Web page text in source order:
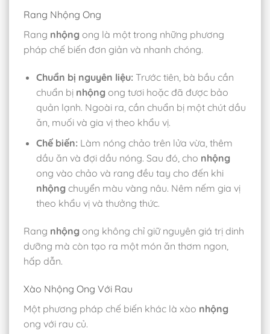
Rang Nhộng Ong
Rang nhộng ong là một trong những phương
pháp chế biến đơn giản và nhanh chóng.
Chuẩn bị nguyên liệu:Trước tiên, bà bầu cần
chuẩn bị nhộngong tươi hoặc đã được bảo
quản lạnh. Ngoài ra, cần chuẩn bị một chút dầu
ăn, muối và gia vị theo khẩu vị.
Chế biến:Làm nóng chảo trên lửa vừa, thêm
dầu ăn và đợi dầu nóng. Sau đó, cho nhộng
ong vào chảo và rang đều tay cho đến khi
nhộngchuyển màu vàng nâu. Nêm nếm gia vị
theo khẩu vị và thưởng thức.
Rang nhộng ong không chỉ giữ nguyên giá trị dinh
dưỡng mà còn tạo ra một món ăn thơm ngon,
hấp dẫn.
Xào Nhộng Ong Với Rau
Một phương pháp chế biến khác là xào nhộng
ong với rau củ.